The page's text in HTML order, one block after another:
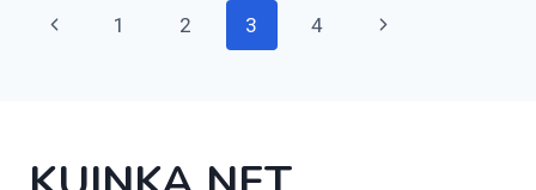
Sivunavigointi
Edellinen
1 2 3 4
Seuraava